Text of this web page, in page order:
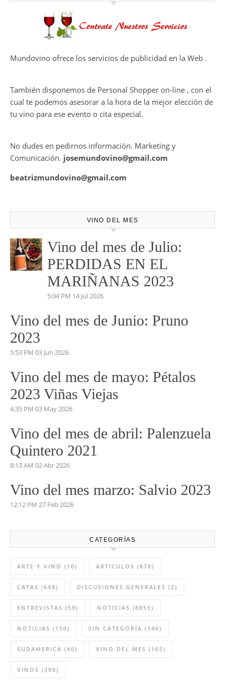
Mundovino ofrece los servicios de publicidad en la Web .
También disponemos de Personal Shopper on-line , con el
cual te podemos asesorar a la hora de la mejor elección de
tu vino para ese evento o cita especial.
No dudes en pedirnos información. Marketing y
Comunicación. josemundovino@gmail.com
beatrizmundovino@gmail.com
VINO DEL MES
Vino del mes de Julio:
PERDIDAS EN EL
MARIÑANAS 2023
5:04 PM 14 Jul 2026
Vino del mes de Junio: Pruno
2023
5:53 PM 03 Jun 2026
Vino del mes de mayo: Pétalos
2023 Viñas Viejas
4:35 PM 03 May 2026
Vino del mes de abril: Palenzuela
Quintero 2021
8:13 AM 02 Abr 2026
Vino del mes marzo: Salvio 2023
12:12 PM 27 Feb 2026
CATEGORÍAS
ARTE Y VINO (10) ARTICULOS (878)
CATAS (648) DISCUSIONES GENERALES (2)
ENTREVISTAS (59) NOTICIAS (8855)
NOTICIAS (150) SIN CATEGORÍA (346)
SUDAMERICA (40) VINO DEL MES (165)
VINOS (390)